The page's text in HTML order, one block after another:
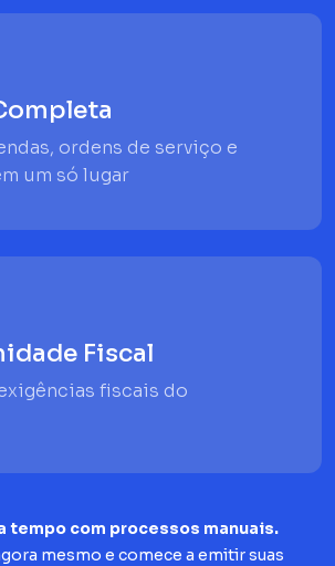
ordens de serviço e
um só lugar
Fiscal
fiscais do
tempo com processos manuais.
mesmo e comece a emitir suas